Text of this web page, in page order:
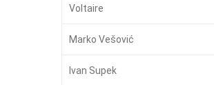
Voltaire
Marko Vešović
Ivan Supek